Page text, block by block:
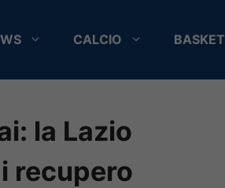
CALCIO BASKET
la Lazio
recupero